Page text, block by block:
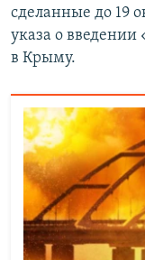
сделанные до 19
указа о введении
в Крыму.